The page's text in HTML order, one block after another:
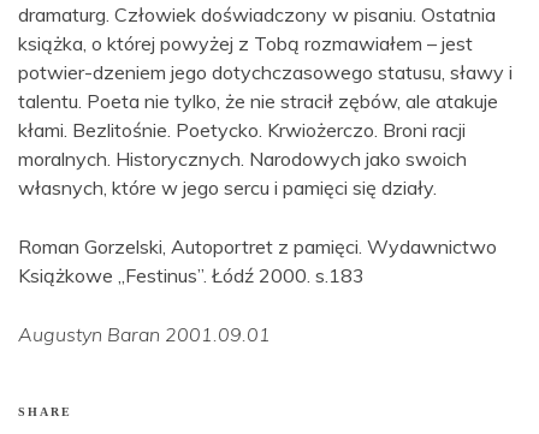
dramaturg. Człowiek doświadczony w pisaniu. Ostatnia
książka, o której powyżej z Tobą rozmawiałem – jest
potwier-dzeniem jego dotychczasowego statusu, sławy i
talentu. Poeta nie tylko, że nie stracił zębów, ale atakuje
kłami. Bezlitośnie. Poetycko. Krwiożerczo. Broni racji
moralnych. Historycznych. Narodowych jako swoich
własnych, które w jego sercu i pamięci się działy.
Roman Gorzelski, Autoportret z pamięci. Wydawnictwo
Książkowe „Festinus”. Łódź 2000. s.183
Augustyn Baran 2001.09.01
SHARE